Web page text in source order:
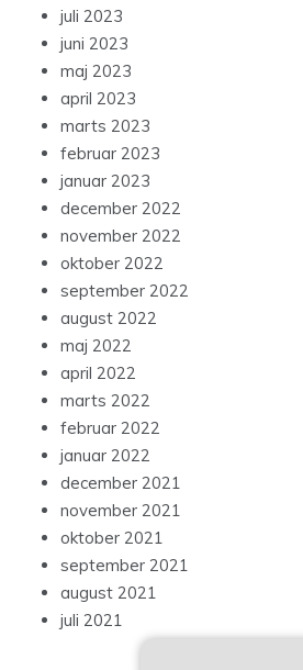
juli 2023
juni 2023
maj 2023
april 2023
marts 2023
februar 2023
januar 2023
december 2022
november 2022
oktober 2022
september 2022
august 2022
maj 2022
april 2022
marts 2022
februar 2022
januar 2022
december 2021
november 2021
oktober 2021
september 2021
august 2021
juli 2021